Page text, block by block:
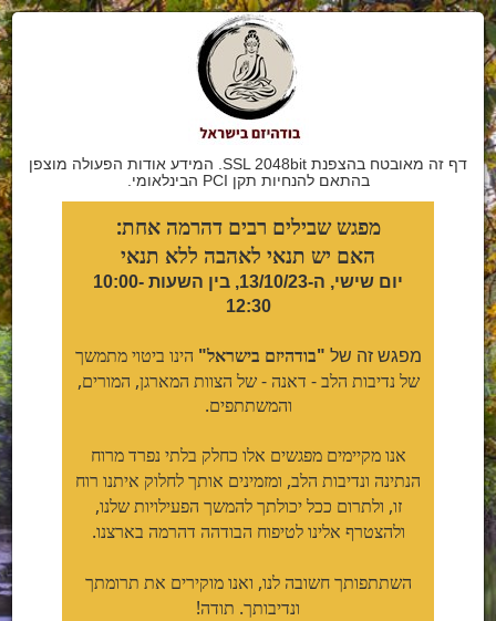
דף זה מאובטח בהצפנת SSL 2048bit. המידע אודות הפעולה מוצפן
בהתאם להנחיות תקן PCI הבינלאומי.
מפגש שבילים רבים דהרמה אחת:
האם יש תנאי לאהבה ללא תנאי
יום שישי, ה-13/10/23, בין השעות 10:00-
12:30
מפגש זה של "בודהיזם בישראל" הינו ביטוי מתמשך
של נדיבות הלב - דאנה - של הצוות המארגן, המורים,
והמשתתפים.
אנו מקיימים מפגשים אלו כחלק בלתי נפרד מרוח
הנתינה ונדיבות הלב, ומזמינים אותך לחלוק איתנו רוח
זו, ולתרום ככל יכולתך להמשך הפעילויות שלנו,
ולהצטרף אלינו לטיפוח הבודהה דהרמה בארצנו.
השתתפותך חשובה לנו, ואנו מוקירים את תרומתך
ונדיבותך. תודה!